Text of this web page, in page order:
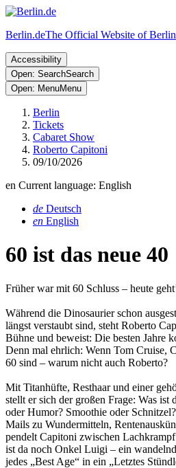
Berlin.deThe Official Website of Berlin
Accessibility
Open: SearchSearch
Open: MenuMenu
Berlin
Tickets
Cabaret Show
Roberto Capitoni
09/10/2026
en Current language: English
de Deutsch
en English
60 ist das neue 40
Früher war mit 60 Schluss – heute
Während die Dinosaurier schon
längst verstaubt sind, steht Roberto
Bühne und beweist: Die besten Jahre
Denn mal ehrlich: Wenn Tom Cruise,
60 sind – warum nicht auch Roberto?
Mit Titanhüfte, Resthaar und einer
stellt er sich der großen Frage: Was ist
oder Humor? Smoothie oder
Mails zu Wundermitteln,
pendelt Capitoni zwischen
ist da noch Onkel Luigi – ein
jedes „Best Age“ in ein „Letztes